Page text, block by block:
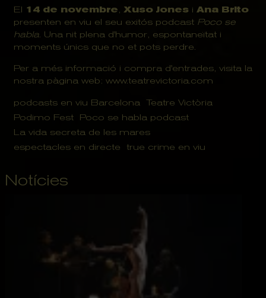
El 14 de novembre, Xuso Jonesi Ana Brito
presenten en viu el seu exitós podcast Poco se
habla. Una nit plena d'humor, espontaneïtat i
moments únics que no et pots perdre.
Per a més informació i compra d'entrades, visita la
nostra pàgina web: www.teatrevictoria.com
podcasts en viu Barcelona
Teatre Victòria
Podimo Fest
Poco se habla podcast
La vida secreta de les mares
espectacles en directe
true crime en viu
Notícies